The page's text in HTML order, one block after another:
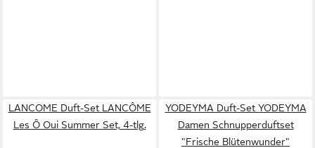
LANCOME Duft-Set LANCÔME
Les Ô Oui Summer Set, 4-tlg.
YODEYMA Duft-Set YODEYMA
Damen Schnupperduftset
"Frische Blütenwunder"